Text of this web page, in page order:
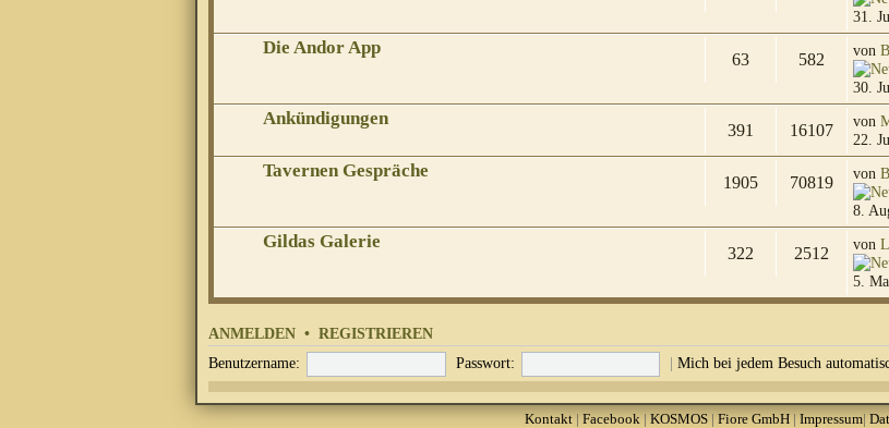
31.
Die Andor App
63 582 von
30.
Ankündigungen
391 16107 von
22.
Tavernen Gespräche
1905 70819 von
8.
Gildas Galerie
322 2512 von
5.
ANMELDEN • REGISTRIEREN
Benutzername: Passwort: | Mich bei jedem Besuch
Kontakt| Facebook| KOSMOS| Fiore GmbH| Impressum|